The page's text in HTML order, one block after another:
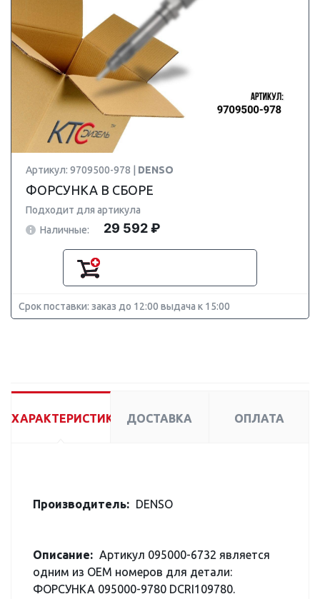
Артикул: 9709500-978 | DENSO
ФОРСУНКА В СБОРЕ
Подходит для артикула
Наличные:
29 592 ₽
Срок поставки: заказ до 12:00 выдача к 15:00
ХАРАКТЕРИСТИКИ ДОСТАВКА ОПЛАТА
Производитель: DENSO
Описание: Артикул 095000-6732 является
одним из OEM номеров для детали:
ФОРСУНКА 095000-9780 DCRI109780.